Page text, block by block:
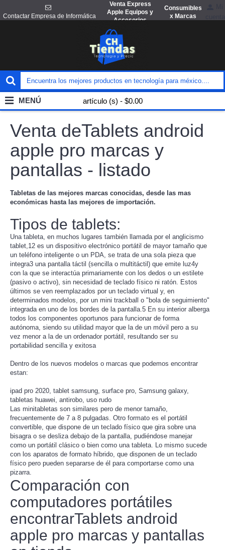
Contactar Empresa de Informática
Venta Express
Apple Equipos y
Accesorios
Consumibles
x Marcas
artículo (s) - $0.00
MENÚ
Venta deTablets android
apple pro marcas y
pantallas - listado
Tabletas de las mejores marcas conocidas, desde las mas
económicas hasta las mejores de importación.
Tipos de tablets:
Una tableta, en muchos lugares también llamada por el anglicismo
tablet,1​2​ es un dispositivo electrónico portátil de mayor tamaño que
un teléfono inteligente o un PDA, se trata de una sola pieza que
integra3​ una pantalla táctil (sencilla o multitáctil) que emite luz4​ ​y
con la que se interactúa primariamente con los dedos o un estilete
(pasivo o activo), sin necesidad de teclado físico ni ratón. Estos
últimos se ven reemplazados por un teclado virtual y, en
determinados modelos, por un mini trackball o "bola de seguimiento"
integrada en uno de los bordes de la pantalla.5​ En su interior alberga
todos los componentes oportunos para funcionar de forma
autónoma, siendo su utilidad mayor que la de un móvil pero a su
vez menor a la de un ordenador portátil, resultando ser su
portabilidad sencilla y exitosa
Dentro de los nuevos modelos o marcas que podemos encontrar
estan:
ipad pro 2020, tablet samsung, surface pro, Samsung galaxy,
tabletas huawei, antirobo, uso rudo
Las minitabletas son similares pero de menor tamaño,
frecuentemente de 7 a 8 pulgadas. Otro formato es el portátil
convertible, que dispone de un teclado físico que gira sobre una
bisagra o se desliza debajo de la pantalla, pudiéndose manejar
como un portátil clásico o bien como una tableta. Lo mismo sucede
con los aparatos de formato híbrido, que disponen de un teclado
físico pero pueden separarse de él para comportarse como una
pizarra.
Comparación con
computadores portátiles
encontrarTablets android
apple pro marcas y pantallas